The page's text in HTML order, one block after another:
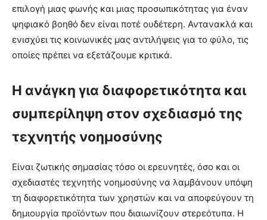
επιλογή μιας φωνής και μιας προσωπικότητας για έναν
ψηφιακό βοηθό δεν είναι ποτέ ουδέτερη. Αντανακλά και
ενισχύει τις κοινωνικές μας αντιλήψεις για το φύλο, τις
οποίες πρέπει να εξετάζουμε κριτικά.
Η ανάγκη για διαφορετικότητα και
συμπερίληψη στον σχεδιασμό της
τεχνητής νοημοσύνης
Είναι ζωτικής σημασίας τόσο οι ερευνητές, όσο και οι
σχεδιαστές τεχνητής νοημοσύνης να λαμβάνουν υπόψη
τη διαφορετικότητα των χρηστών και να αποφεύγουν τη
δημιουργία προϊόντων που διαιωνίζουν στερεότυπα. Η